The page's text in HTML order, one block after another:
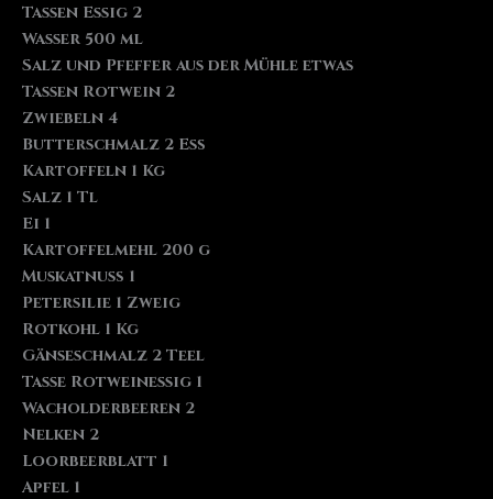
Tassen Essig 2
Wasser 500 ml
Salz und Pfeffer aus der Mühle etwas
Tassen Rotwein 2
Zwiebeln 4
Butterschmalz 2 Eß
Kartoffeln 1 Kg
Salz 1 Tl
Ei 1
Kartoffelmehl 200 g
Muskatnuß 1
Petersilie 1 Zweig
Rotkohl 1 Kg
Gänseschmalz 2 Teel
Tasse Rotweinessig 1
Wacholderbeeren 2
Nelken 2
Loorbeerblatt 1
Apfel 1